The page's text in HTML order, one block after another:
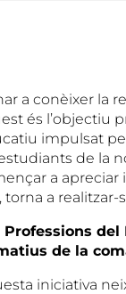
a conèixer la
és l’objectiu
impulsat
de la
a apreciar
torna a realitzar-
Professions
de la
iniciativa